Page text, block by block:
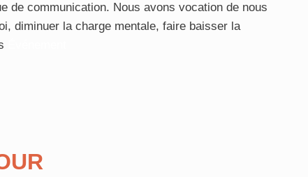
de communication. Nous avons vocation de nous
diminuer la charge mentale, faire baisser la